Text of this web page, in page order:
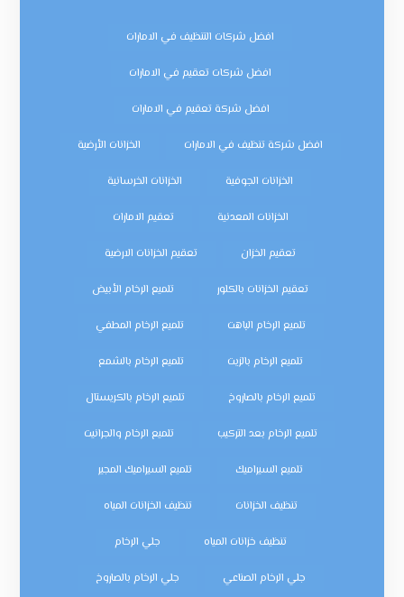
افضل شركات التنظيف في الامارات
افضل شركات تعقيم في الامارات
افضل شركة تعقيم في الامارات
افضل شركة تنظيف في الامارات الخزانات الأرضية
الخزانات الجوفية الخزانات الخرسانية
الخزانات المعدنية تعقيم الامارات
تعقيم الخزان تعقيم الخزانات الارضية
تعقيم الخزانات بالكلور تلميع الرخام الأبيض
تلميع الرخام الباهت تلميع الرخام المطفي
تلميع الرخام بالزيت تلميع الرخام بالشمع
تلميع الرخام بالصاروخ تلميع الرخام بالكريستال
تلميع الرخام بعد التركيب تلميع الرخام والجرانيت
تلميع السيراميك تلميع السيراميك المجير
تنظيف الخزانات تنظيف الخزانات المياه
تنظيف خزانات المياه جلي الرخام
جلي الرخام الصناعي جلي الرخام بالصاروخ